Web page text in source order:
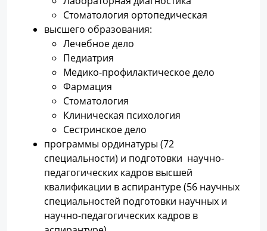
Стоматология ортопедическая
высшего образования:
Лечебное дело
Педиатрия
Медико-профилактическое дело
Фармация
Стоматология
Клиническая психология
Сестринское дело
программы ординатуры (72
специальности) и подготовки научно-
педагогических кадров высшей
квалификации в аспирантуре (56 научных
специальностей подготовки научных и
научно-педагогических кадров в